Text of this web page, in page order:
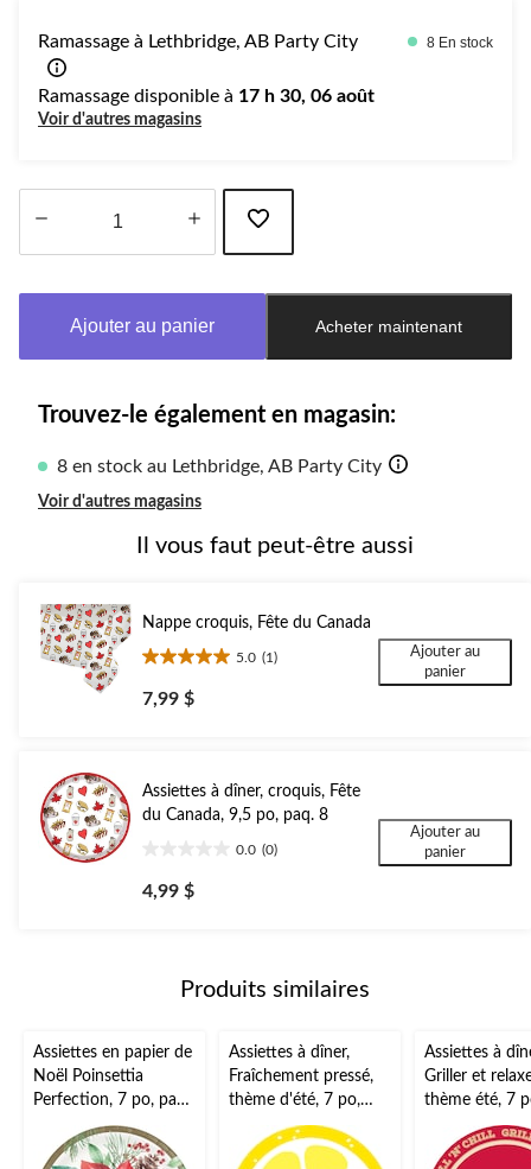
Ramassage à Lethbridge, AB Party City 8 En stock
Ramassage disponible à 17 h 30, 06 août
Voir d'autres magasins
à
Ajouter au panier Acheter maintenant
Trouvez-le également en magasin:
8 en stock au Lethbridge, AB Party City
Voir d'autres magasins
Il vous faut peut-être aussi
Nappe croquis, Fête du Canada
5.0 (1)
5.0
étoile(s)
sur
évaluation
7,99 $
Ajouter au
panier
Assiettes à dîner, croquis, Fête
du Canada, 9,5 po, paq. 8
0.0 (0)
étoile(s)
sur
4,99 $
Ajouter au
panier
Produits similaires
Assiettes en papier de
Noël Poinsettia
Perfection, 7 po, paq.
Assiettes à dîner,
Fraîchement pressé,
thème d'été, 7 po,
Assiettes à
Griller et
thème été, 7